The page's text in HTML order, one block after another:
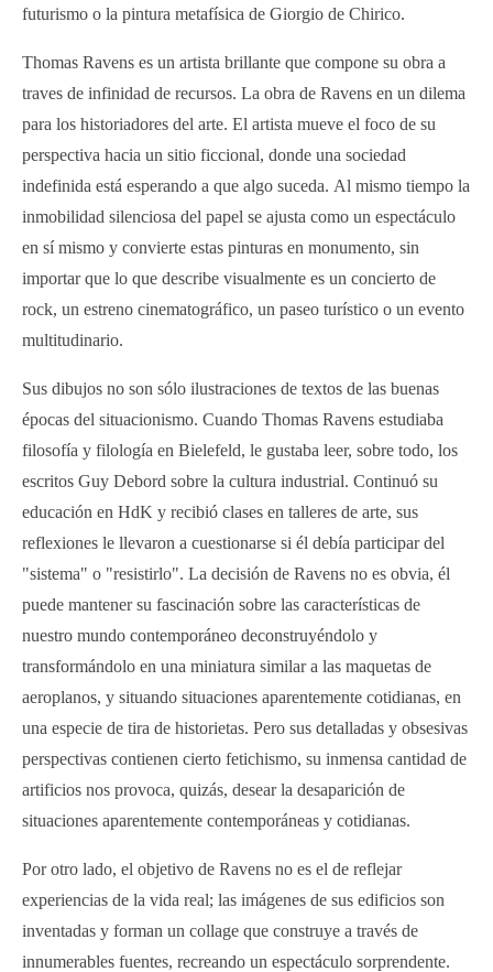
futurismo o la pintura metafísica de Giorgio de Chirico.
Thomas Ravens es un artista brillante que compone su obra a
traves de infinidad de recursos. La obra de Ravens en un dilema
para los historiadores del arte. El artista mueve el foco de su
perspectiva hacia un sitio ficcional, donde una sociedad
indefinida está esperando a que algo suceda. Al mismo tiempo la
inmobilidad silenciosa del papel se ajusta como un espectáculo
en sí mismo y convierte estas pinturas en monumento, sin
importar que lo que describe visualmente es un concierto de
rock, un estreno cinematográfico, un paseo turístico o un evento
multitudinario.
Sus dibujos no son sólo ilustraciones de textos de las buenas
épocas del situacionismo. Cuando Thomas Ravens estudiaba
filosofía y filología en Bielefeld, le gustaba leer, sobre todo, los
escritos Guy Debord sobre la cultura industrial. Continuó su
educación en HdK y recibió clases en talleres de arte, sus
reflexiones le llevaron a cuestionarse si él debía participar del
"sistema" o "resistirlo". La decisión de Ravens no es obvia, él
puede mantener su fascinación sobre las características de
nuestro mundo contemporáneo deconstruyéndolo y
transformándolo en una miniatura similar a las maquetas de
aeroplanos, y situando situaciones aparentemente cotidianas, en
una especie de tira de historietas. Pero sus detalladas y obsesivas
perspectivas contienen cierto fetichismo, su inmensa cantidad de
artificios nos provoca, quizás, desear la desaparición de
situaciones aparentemente contemporáneas y cotidianas.
Por otro lado, el objetivo de Ravens no es el de reflejar
experiencias de la vida real; las imágenes de sus edificios son
inventadas y forman un collage que construye a través de
innumerables fuentes, recreando un espectáculo sorprendente.